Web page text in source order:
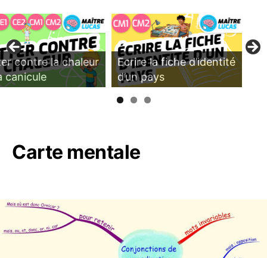
Pyramide et prisme
Lutter contre la chaleur
et la canicule
Carte mentale